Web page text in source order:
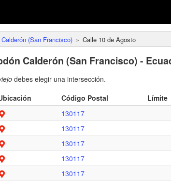
(San Francisco) Calle 10 de Agosto
Calderón (San Francisco) -
debes elegir una intersección.
Código Postal
Límite
130117
130117
130117
130117
130117